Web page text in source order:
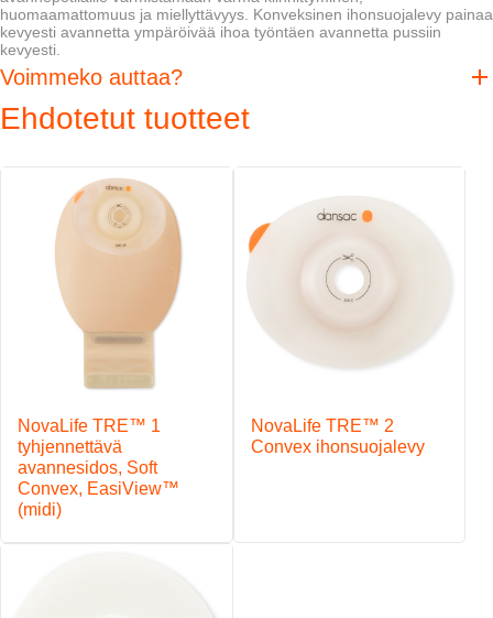
huomaamattomuus ja miellyttävyys. Konveksinen ihonsuojalevy painaa
kevyesti avannetta ympäröivää ihoa työntäen avannetta pussiin
kevyesti.
Ominaisuudet
6 mm kova kuperuus auttaa avanteen työntämisessä pussiin
Ovaalinmuotoinen suojalevy on paksuin avanteen ympärillä ja
ohenee reunoja kohti
Pienempi pussialue ihonsuojalevyn yläpuolella estää pussia
roikkumasta eteenpäin
Tarrasulkija sulautuu huomaamattomasti avennesidoksen muotoon
Porrastetut sulkulevyt helpottavat käsittelyä, tyhjennystä ja
puhdistusta
Pitävä VELCRO
Brand-kiinnitys
NovaLife™-suodatin auttaa minimoimaan pussin palloontumisen
Pehmeä ja vettä hylkivä pinta
EasiView™-ikkuna avanteen helppoon tarkasteluun
Voimmeko auttaa?
Ehdotetut tuotteet
NovaLife TRE™ 1
tyhjennettävä
avannesidos, Soft
Convex, EasiView™
(midi)
NovaLife TRE™ 2
Convex ihonsuojalevy